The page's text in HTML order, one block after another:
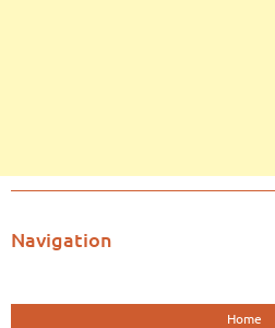
Navigation
Home